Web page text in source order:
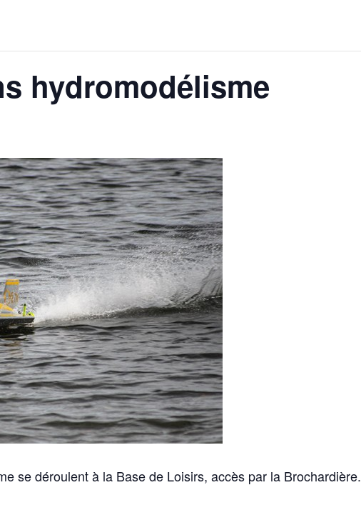
hydromodélisme
se déroulent à la Base de Loisirs, accès par la Brochardière.